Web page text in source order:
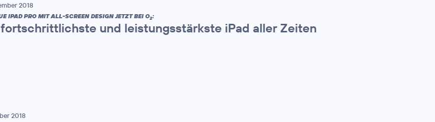
2018
IPAD PRO MIT ALL-SCREEN DESIGN JETZT BEI O2:
fortschrittlichste und leistungsstärkste iPad aller Zeiten
2018